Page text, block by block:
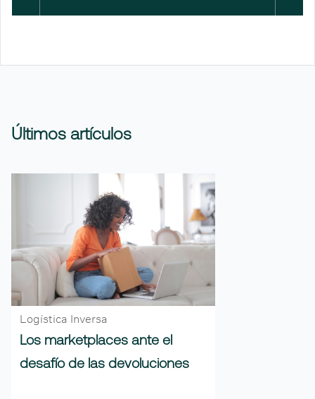
Últimos artículos
Logística Inversa
Los marketplaces ante el
desafío de las devoluciones